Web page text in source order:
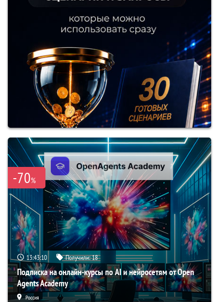
-70%
13:43:09 Получили:18
Подписка на онлайн-курсы по AI и нейросетям от Open
Agents Academy
Россия